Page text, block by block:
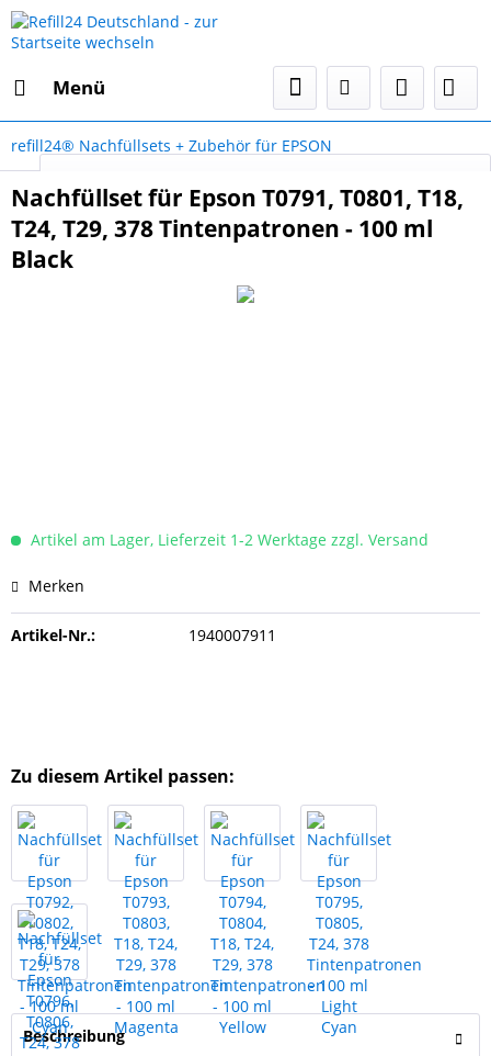
Menü
refill24® Nachfüllsets + Zubehör für EPSON
Nachfüllset für Epson T0791, T0801, T18,
T24, T29, 378 Tintenpatronen - 100 ml
Black
Artikel am Lager, Lieferzeit 1-2 Werktage zzgl. Versand
Merken
Artikel-Nr.: 1940007911
Zu diesem Artikel passen:
Beschreibung